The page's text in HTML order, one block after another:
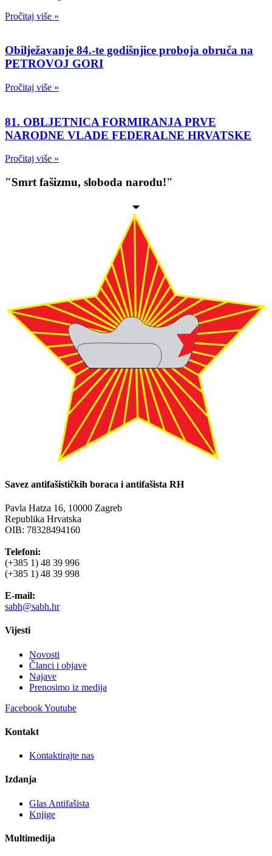
Pročitaj više »
Obilježavanje 84.-te godišnjice proboja obruča na
PETROVOJ GORI
Pročitaj više »
81. OBLJETNICA FORMIRANJA PRVE
NARODNE VLADE FEDERALNE HRVATSKE
Pročitaj više »
"Smrt fašizmu, sloboda narodu!"
Savez antifašističkih boraca i antifašista RH
Pavla Hatza 16, 10000 Zagreb
Republika Hrvatska
OIB: 78328494160
Telefoni:
(+385 1) 48 39 996
(+385 1) 48 39 998
E-mail:
sabh@sabh.hr
Vijesti
Novosti
Članci i objave
Najave
Prenosimo iz medija
FacebookYoutube
Kontakt
Kontaktirajte nas
Izdanja
Glas Antifašista
Knjige
Multimedija